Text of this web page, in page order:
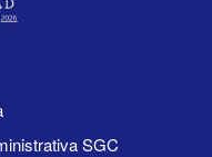
SGC